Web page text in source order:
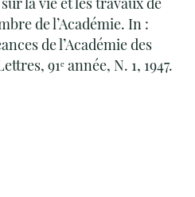
de l’Académie. In :
de l’Académie des
91ᵉ année, N. 1, 1947.